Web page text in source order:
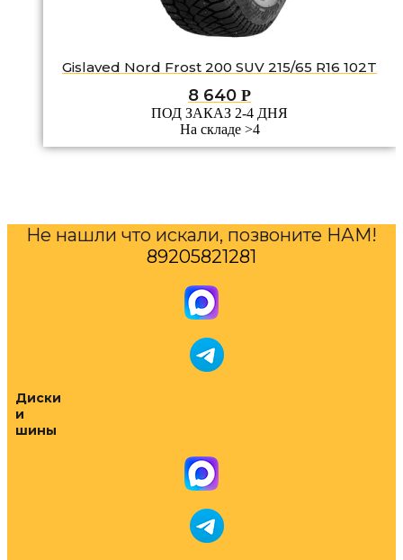
Gislaved Nord Frost 200 SUV 215/65 R16 102T
8 640 Р
ПОД ЗАКАЗ 2-4 ДНЯ
На складе >4
Не нашли что искали, позвоните НАМ!
89205821281
Диски
и
шины